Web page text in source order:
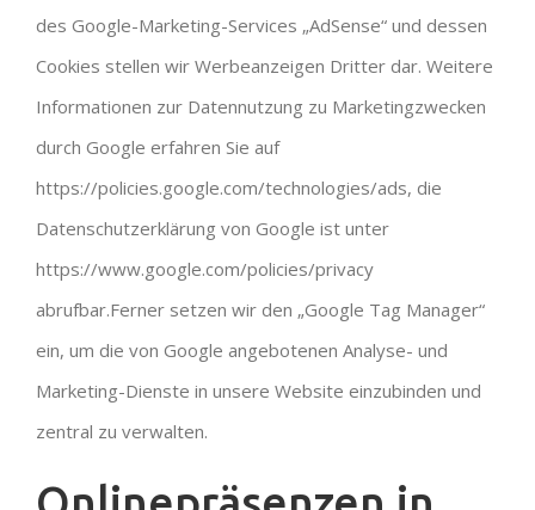
des Google-Marketing-Services „AdSense“ und dessen
Cookies stellen wir Werbeanzeigen Dritter dar. Weitere
Informationen zur Datennutzung zu Marketingzwecken
durch Google erfahren Sie auf
https://policies.google.com/technologies/ads, die
Datenschutzerklärung von Google ist unter
https://www.google.com/policies/privacy
abrufbar.Ferner setzen wir den „Google Tag Manager“
ein, um die von Google angebotenen Analyse- und
Marketing-Dienste in unsere Website einzubinden und
zentral zu verwalten.